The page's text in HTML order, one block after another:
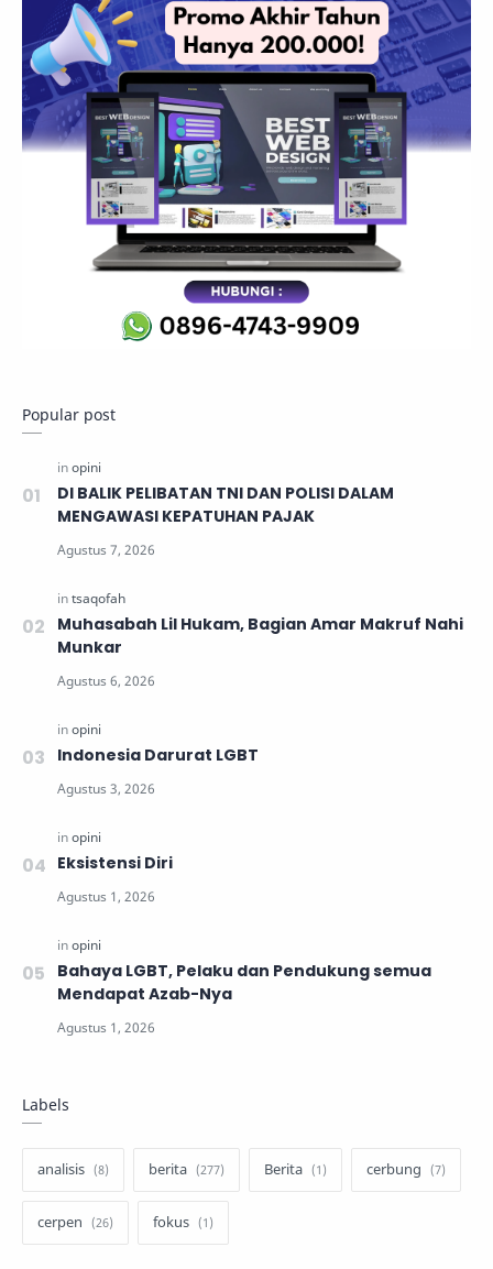
Popular post
DI BALIK PELIBATAN TNI DAN POLISI DALAM
MENGAWASI KEPATUHAN PAJAK
Muhasabah Lil Hukam, Bagian Amar Makruf Nahi
Munkar
Indonesia Darurat LGBT
Eksistensi Diri
Bahaya LGBT, Pelaku dan Pendukung semua
Mendapat Azab-Nya
Labels
analisis berita Berita cerbung
cerpen fokus